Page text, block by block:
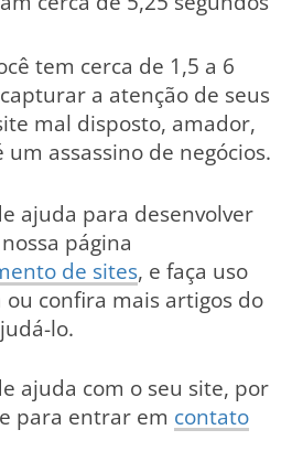
tem cerca de 1,5 a 6
a atenção de seus
mal disposto, amador,
assassino de negócios.
ajuda para desenvolver
página
de sites, e faça uso
ou confira mais artigos do
lo.
ajuda com o seu site, por
para entrar em contato